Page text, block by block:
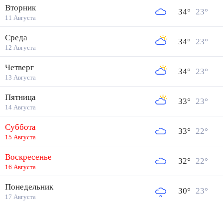
Вторник
11 Августа
34° 23°
Среда
12 Августа
34° 23°
Четверг
13 Августа
34° 23°
Пятница
14 Августа
33° 23°
Суббота
15 Августа
33° 22°
Воскресенье
16 Августа
32° 22°
Понедельник
17 Августа
30° 23°